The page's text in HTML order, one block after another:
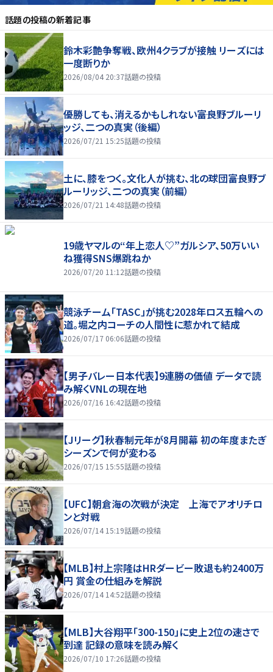
話題の投稿の新着記事
鈴木彩艶争奪戦、欧州4クラブが接触 リーズには
一度断りか
2026/08/04 20:37話題の投稿
優勝しても、消えるかもしれない――富良野ブルーリ
ッジ、二つの真実（後編）
2026/07/21 15:25話題の投稿
土に、膝をつく。文化人が挑む、北の球団――富良野ブ
ルーリッジ、二つの真実（前編）
2026/07/21 14:48話題の投稿
19歳ヤマルの“年上恋人♡”ガルシア、50万いい
ね獲得SNS爆跳ねか
2026/07/20 11:12話題の投稿
競泳チーム「TASC」が挑む2028年ロス五輪への
道。堀之内コーチの人間性に惹かれて結成
2026/07/17 06:06話題の投稿
【男子バレー日本代表】9連勝の価値 データで読
み解くVNLの現在地
2026/07/16 16:42話題の投稿
【Jリーグ】秋春制元年が8月開幕 初の年度またぎ
シーズンで何が変わる
2026/07/15 15:55話題の投稿
【UFC】朝倉海の次戦が決定 上海でアオリチロ
ンと対戦
2026/07/14 15:19話題の投稿
【MLB】村上宗隆はHRダービー敗退も約2400万
円 賞金の仕組みを解説
2026/07/14 14:52話題の投稿
【MLB】大谷翔平「300-150」に史上2位の速さで
到達 記録の意味を読み解く
2026/07/10 17:26話題の投稿